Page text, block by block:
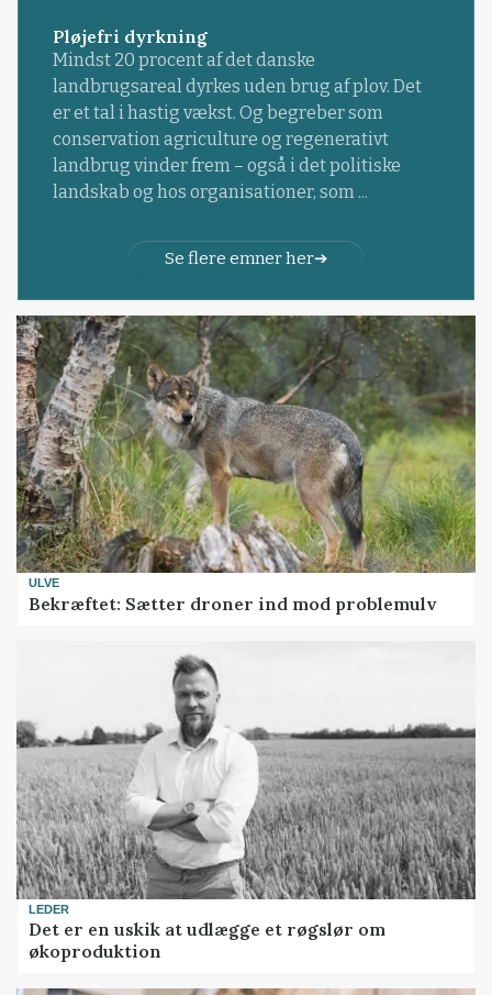
Pløjefri dyrkning
Mindst 20 procent af det danske
landbrugsareal dyrkes uden brug af plov. Det
er et tal i hastig vækst. Og begreber som
conservation agriculture og regenerativt
landbrug vinder frem – også i det politiske
landskab og hos organisationer, som ...
Se flere emner her
ULVE
Bekræftet: Sætter droner ind mod problemulv
LEDER
Det er en uskik at udlægge et røgslør om
økoproduktion